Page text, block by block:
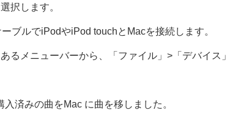
択します。
ブルでiPodやiPod touchとMacを接続します。
るメニューバーから、「ファイル」>「デバイス
入済みの曲をMac に曲を移しました。